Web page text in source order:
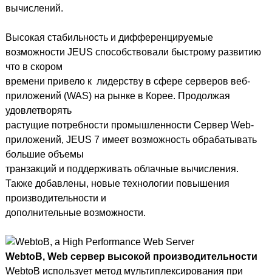
вычислений.
Высокая стабильность и дифференцируемые
возможности JEUS способствовали быстрому развитию
что в скором
времени привело к лидерству в сфере серверов веб-
приложений (WAS) на рынке в Корее. Продолжая
удовлетворять
растущие потребности промышленности Сервер Web-
приложений, JEUS 7 имеет возможность обрабатывать
большие объемы
транзакций и поддерживать облачные вычисления.
Также добавлены, новые технологии повышения
производительности и
дополнительные возможности.
WebtoB, Web сервер высокой производительности
WebtoB использует метод мультиплексирования при